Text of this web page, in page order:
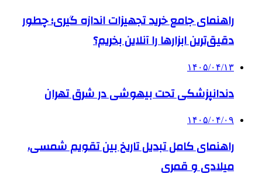
راهنمای جامع خرید تجهیزات اندازه گیری؛ چطور
دقیق‌ترین ابزارها را آنلاین بخریم؟
۱۴۰۵/۰۴/۱۳
دندانپزشکی تحت بیهوشی در شرق تهران
۱۴۰۵/۰۴/۰۹
راهنمای کامل تبدیل تاریخ بین تقویم شمسی،
میلادی و قمری